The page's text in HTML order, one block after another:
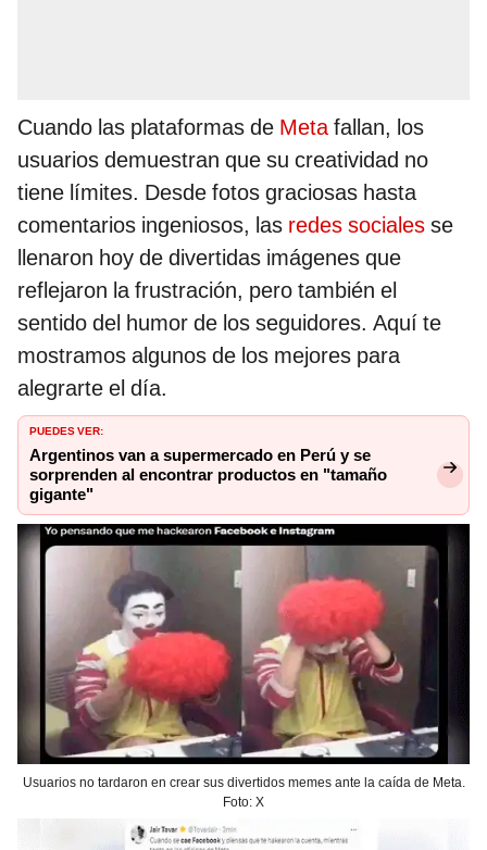
Cuando las plataformas de Metafallan, los
usuarios demuestran que su creatividad no
tiene límites. Desde fotos graciosas hasta
comentarios ingeniosos, las redes sociales se
llenaron hoy de divertidas imágenes que
reflejaron la frustración, pero también el
sentido del humor de los seguidores. Aquí te
mostramos algunos de los mejores para
alegrarte el día.
PUEDES VER:
Argentinos van a supermercado en Perú y se
sorprenden al encontrar productos en "tamaño
gigante"
Usuarios no tardaron en crear sus divertidos memes ante la caída de Meta.
Foto: X